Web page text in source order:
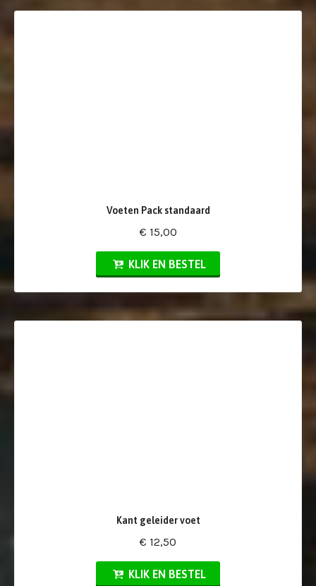
Voeten Pack standaard
€ 15,00
KLIK EN BESTEL
Kant geleider voet
€ 12,50
KLIK EN BESTEL